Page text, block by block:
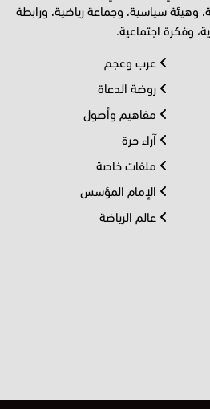
سياسية، وجماعة رياضية، ورابطة
وفكرة اجتماعية.
عرب وعجم
روضة الدعاة
مفاهيم وأصول
آراء حرة
ملفات خاصة
الإمام المؤسس
عالم الرياضة